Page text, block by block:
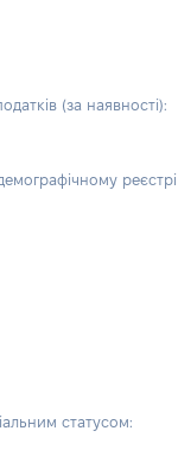
(за наявності):
реєстрі
статусом: